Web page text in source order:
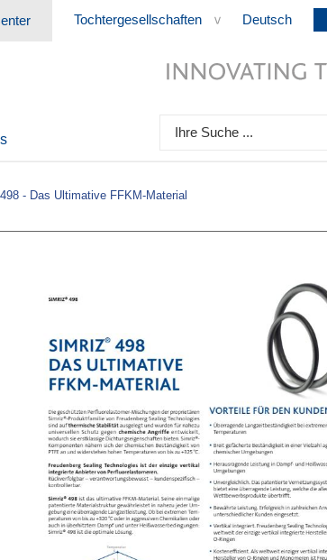
Tochtergesellschaften > Deutsch
- Das Ultimative FFKM-Material